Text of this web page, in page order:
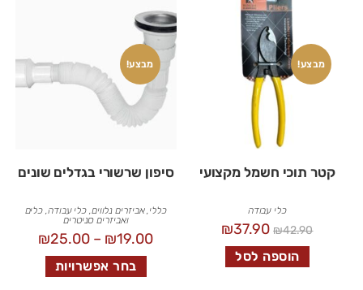
מבצע!
קטר תוכי חשמל מקצועי
כלי עבודה
₪42.90
₪37.90
הוספה לסל
מבצע!
סיפון שרשורי בגדלים שונים
כללי ,אביזרים נלווים כלי עבודה כלים
ואביזרים סניטרים
₪19.00
–
₪25.00
בחר אפשרויות